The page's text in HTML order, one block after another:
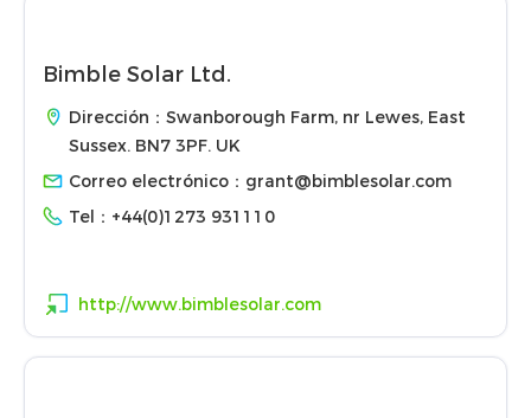
Bimble Solar Ltd.
Dirección：Swanborough Farm, nr Lewes, East
Sussex. BN7 3PF. UK
Correo electrónico： grant@bimblesolar.com
Tel： +44(0)1273 931110
http://www.bimblesolar.com